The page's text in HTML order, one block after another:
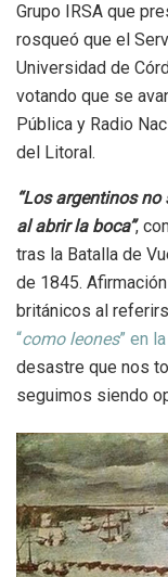
Grupo IRSA que
rosqueó que el
Universidad de
votando que se
Pública y Radio
del Litoral.
“Los argentinos
al abrir la boca”,
tras la Batalla de
de 1845.
británicos al
“como leones” en
desastre que nos
seguimos siendo